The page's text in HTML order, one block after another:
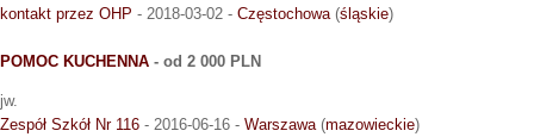
kontakt przez OHP - 2018-03-02 - Częstochowa (śląskie)
POMOC KUCHENNA - od 2 000 PLN
jw.
Zespół Szkół Nr 116 - 2016-06-16 - Warszawa (mazowieckie)